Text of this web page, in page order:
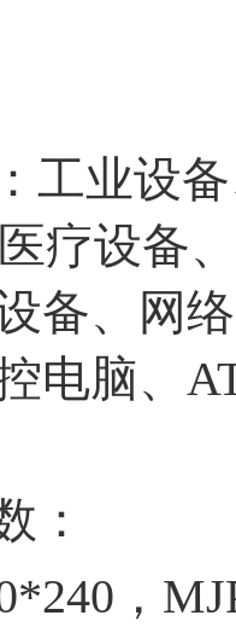
工业设
疗设备
备、网
电脑、
：
，